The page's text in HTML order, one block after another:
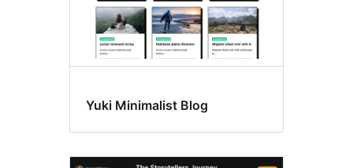
Yuki Minimalist Blog